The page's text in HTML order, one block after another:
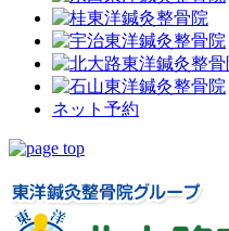
ネット予約